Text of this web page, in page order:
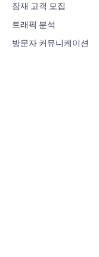
차트 및 표
잠재 고객 모집
트래픽 분석
방문자 커뮤니케이션